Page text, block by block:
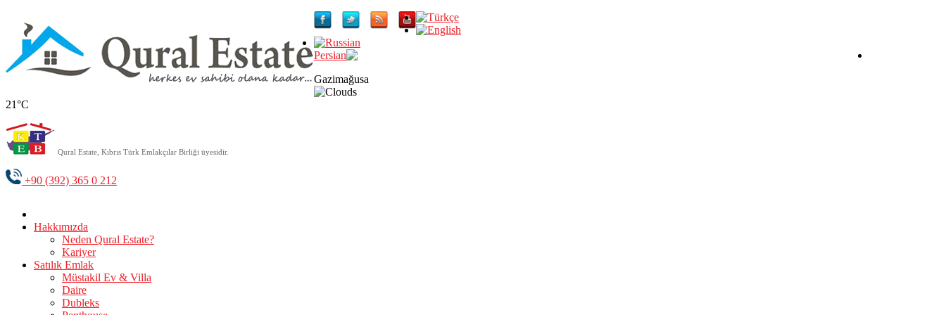
Gazimağusa
21°C
Qural Estate, Kıbrıs Türk Emlakçılar Birliği üyesidir.
+90 (392) 365 0 212
Hakkımızda
Neden Qural Estate?
Kariyer
Satılık Emlak
Müstakil Ev & Villa
Daire
Dubleks